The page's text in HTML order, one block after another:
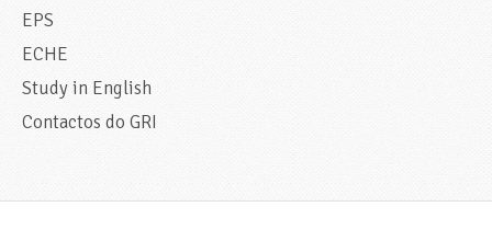
EPS
ECHE
Study in English
Contactos do GRI